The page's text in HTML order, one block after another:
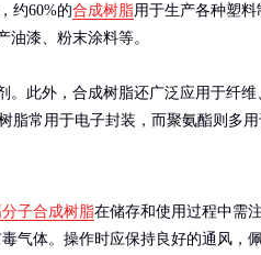
约60%的合成树脂用于生产各种塑
油漆、粉末涂料等。
。此外，合成树脂还广泛应用于纤
脂常用于电子封装，而聚氨酯则多用
子合成树脂在储存和使用过程中需
气体。操作时应保持良好的通风，